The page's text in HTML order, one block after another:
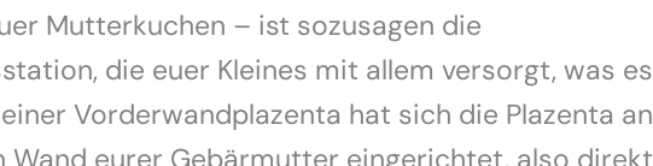
Mutterkuchen – ist sozusagen die
die euer Kleines mit allem versorgt, was es
Vorderwandplazenta hat sich die Plazenta an
Wand eurer Gebärmutter eingerichtet, also direkt